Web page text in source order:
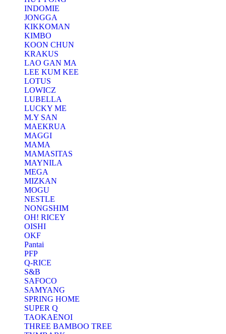
INDOMIE
JONGGA
KIKKOMAN
KIMBO
KOON CHUN
KRAKUS
LAO GAN MA
LEE KUM KEE
LOTUS
LOWICZ
LUBELLA
LUCKY ME
M.Y SAN
MAEKRUA
MAGGI
MAMA
MAMASITAS
MAYNILA
MEGA
MIZKAN
MOGU
NESTLE
NONGSHIM
OH! RICEY
OISHI
OKF
Pantai
PFP
Q-RICE
S&B
SAFOCO
SAMYANG
SPRING HOME
SUPER Q
TAOKAENOI
THREE BAMBOO TREE